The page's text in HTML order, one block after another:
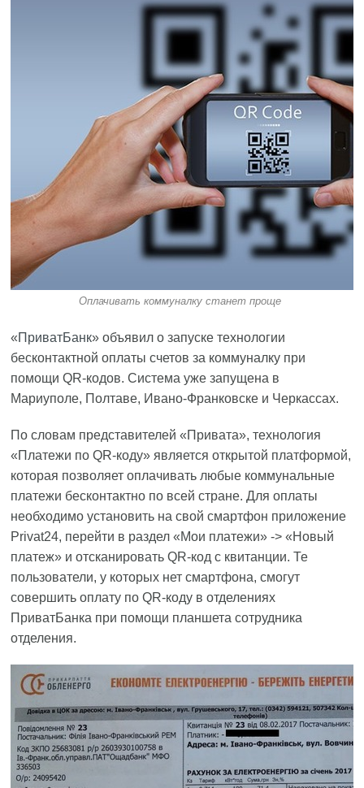
Оплачивать коммуналку станет проще
«ПриватБанк» объявил о запуске технологии
бесконтактной оплаты счетов за коммуналку при
помощи QR-кодов. Система уже запущена в
Мариуполе, Полтаве, Ивано-Франковске и Черкассах.
По словам представителей «Привата», технология
«Платежи по QR-коду» является открытой платформой,
которая позволяет оплачивать любые коммунальные
платежи бесконтактно по всей стране. Для оплаты
необходимо установить на свой смартфон приложение
Privat24, перейти в раздел «Мои платежи» -> «Новый
платеж» и отсканировать QR-код с квитанции. Те
пользователи, у которых нет смартфона, смогут
совершить оплату по QR-коду в отделениях
ПриватБанка при помощи планшета сотрудника
отделения.